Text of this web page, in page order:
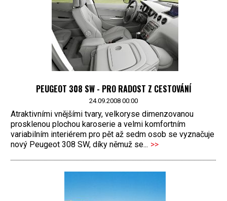
PEUGEOT 308 SW - PRO RADOST Z CESTOVÁNÍ
24.09.2008 00:00
Atraktivními vnějšími tvary, velkoryse dimenzovanou
prosklenou plochou karoserie a velmi komfortním
variabilním interiérem pro pět až sedm osob se vyznačuje
nový Peugeot 308 SW, díky němuž se... >>